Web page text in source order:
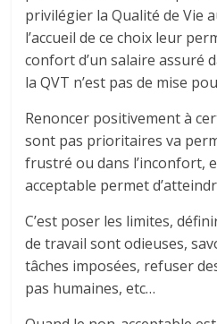
privilégier la Qualité de Vie
l’accueil de ce choix leur
confort d’un salaire assuré
la QVT n’est pas de mise
Renoncer positivement à
sont pas prioritaires va
frustré ou dans l’inconfort,
acceptable permet
C’est poser les limites,
de travail sont odieuses,
tâches imposées, refuser
pas humaines, etc…